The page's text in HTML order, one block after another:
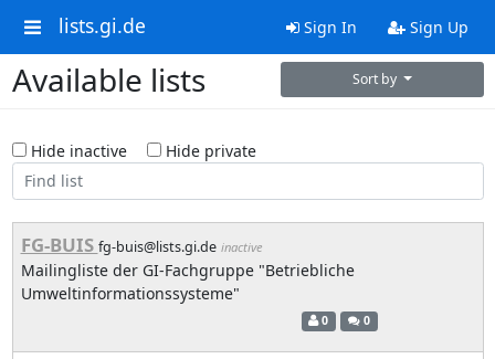
lists.gi.de Sign In Sign Up
Available lists Sort by
Hide inactive Hide private
FG-BUIS fg-buis@lists.gi.de inactive
Mailingliste der GI-Fachgruppe "Betriebliche
Umweltinformationssysteme"
0 0